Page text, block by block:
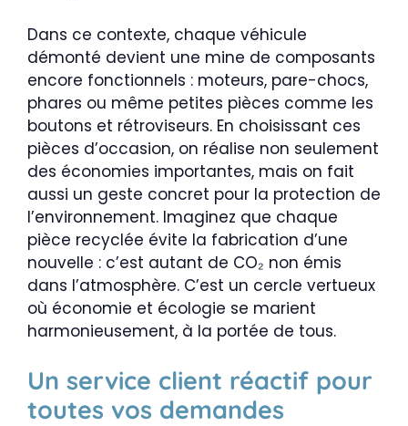
Dans ce contexte, chaque véhicule
démonté devient une mine de composants
encore fonctionnels : moteurs, pare-chocs,
phares ou même petites pièces comme les
boutons et rétroviseurs. En choisissant ces
pièces d’occasion, on réalise non seulement
des économies importantes, mais on fait
aussi un geste concret pour la protection de
l’environnement. Imaginez que chaque
pièce recyclée évite la fabrication d’une
nouvelle : c’est autant de CO₂ non émis
dans l’atmosphère. C’est un cercle vertueux
où économie et écologie se marient
harmonieusement, à la portée de tous.
Un service client réactif pour
toutes vos demandes